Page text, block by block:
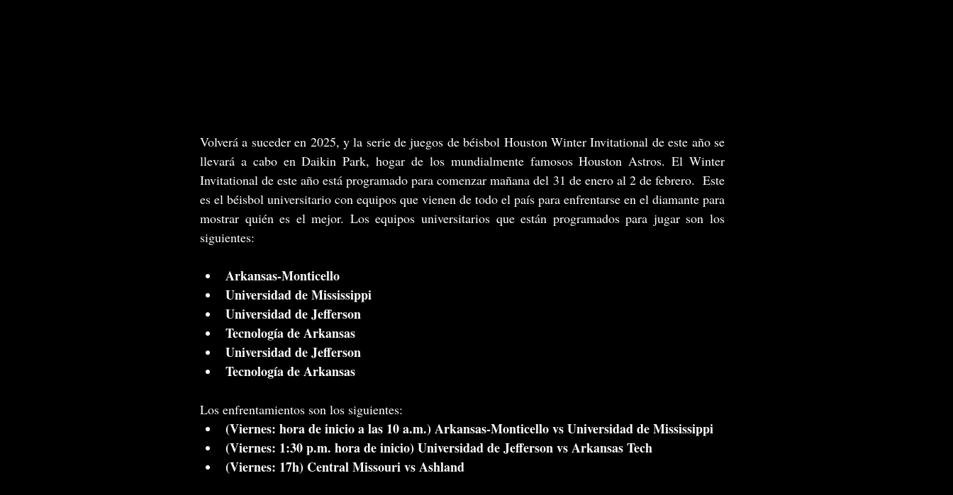
Volverá a suceder en 2025, y la serie de juegos de béisbol Houston Winter Invitational de este año se
llevará a cabo en Daikin Park, hogar de los mundialmente famosos Houston Astros. El Winter
Invitational de este año está programado para comenzar mañana del 31 de enero al 2 de febrero.  Este
es el béisbol universitario con equipos que vienen de todo el país para enfrentarse en el diamante para
mostrar quién es el mejor. Los equipos universitarios que están programados para jugar son los
siguientes:
Arkansas-Monticello
Universidad de Mississippi
Universidad de Jefferson
Tecnología de Arkansas
Universidad de Jefferson
Tecnología de Arkansas
Los enfrentamientos son los siguientes:
(Viernes: hora de inicio a las 10 a.m.) Arkansas-Monticello vs Universidad de Mississippi
(Viernes: 1:30 p.m. hora de inicio) Universidad de Jefferson vs Arkansas Tech
(Viernes: 17h) Central Missouri vs Ashland